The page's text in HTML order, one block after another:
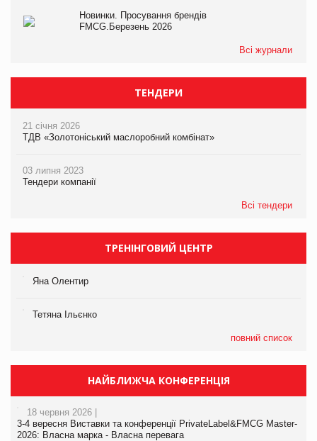
Новинки. Просування брендів
FMCG.Березень 2026
Всі журнали
ТЕНДЕРИ
21 січня 2026
ТДВ «Золотоніський маслоробний комбінат»
03 липня 2023
Тендери компанії
Всі тендери
ТРЕНІНГОВИЙ ЦЕНТР
Яна Олентир
Тетяна Ільєнко
повний список
НАЙБЛИЖЧА КОНФЕРЕНЦІЯ
18 червня 2026 |
3-4 вересня Виставки та конференції PrivateLabel&FMCG Master-
2026: Власна марка - Власна перевага